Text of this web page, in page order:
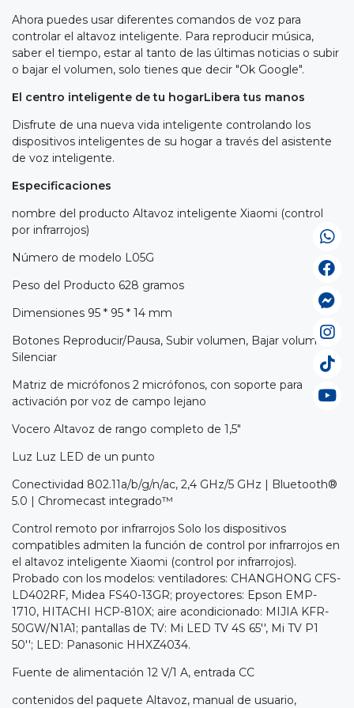
Ahora puedes usar diferentes comandos de voz para
controlar el altavoz inteligente. Para reproducir música,
saber el tiempo, estar al tanto de las últimas noticias o subir
o bajar el volumen, solo tienes que decir "Ok Google".
El centro inteligente de tu hogarLibera tus manos
Disfrute de una nueva vida inteligente controlando los
dispositivos inteligentes de su hogar a través del asistente
de voz inteligente.
Especificaciones
nombre del producto Altavoz inteligente Xiaomi (control
por infrarrojos)
Número de modelo L05G
Peso del Producto 628 gramos
Dimensiones 95 * 95 * 14 mm
Botones Reproducir/Pausa, Subir volumen, Bajar volumen,
Silenciar
Matriz de micrófonos 2 micrófonos, con soporte para
activación por voz de campo lejano
Vocero Altavoz de rango completo de 1,5"
Luz Luz LED de un punto
Conectividad 802.11a/b/g/n/ac, 2,4 GHz/5 GHz | Bluetooth®
5.0 | Chromecast integrado™
Control remoto por infrarrojos Solo los dispositivos
compatibles admiten la función de control por infrarrojos en
el altavoz inteligente Xiaomi (control por infrarrojos).
Probado con los modelos: ventiladores: CHANGHONG CFS-
LD402RF, Midea FS40-13GR; proyectores: Epson EMP-
1710, HITACHI HCP-810X; aire acondicionado: MIJIA KFR-
50GW/N1A1; pantallas de TV: Mi LED TV 4S 65'', Mi TV P1
50''; LED: Panasonic HHXZ4034.
Fuente de alimentación 12 V/1 A, entrada CC
contenidos del paquete Altavoz, manual de usuario,